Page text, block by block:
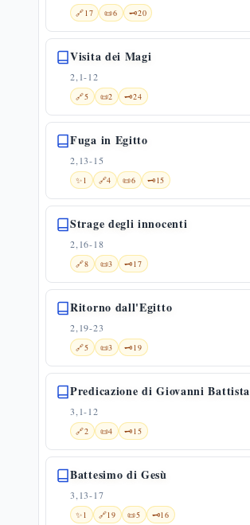
🔗17 📜6 🗝️20
Visita dei Magi
2,1-12
🔗5 📜2 🗝️24
Fuga in Egitto
2,13-15
✨1 🔗4 📜6 🗝️15
Strage degli innocenti
2,16-18
🔗8 📜3 🗝️17
Ritorno dall'Egitto
2,19-23
🔗5 📜3 🗝️19
Predicazione di Giovanni Battista
3,1-12
🔗2 📜4 🗝️15
Battesimo di Gesù
3,13-17
✨1 🔗19 📜5 🗝️16